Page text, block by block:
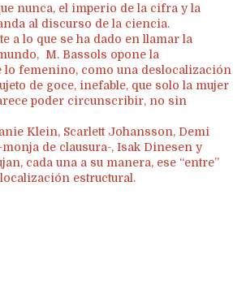
nunca, el imperio de la cifra y la
al discurso de la ciencia.
a lo que se ha dado en llamar la
M. Bassols opone la
femenino, como una deslocalización
de goce, inefable, que solo la mujer
poder circunscribir, no sin
Klein, Scarlett Johansson, Demi
de clausura-, Isak Dinesen y
cada una a su manera, ese “entre”
estructural.